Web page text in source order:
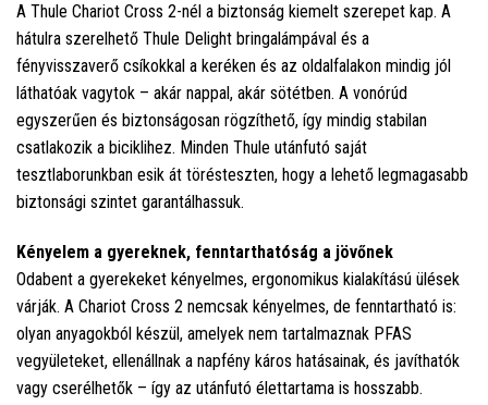
A Thule Chariot Cross 2-nél a biztonság kiemelt szerepet kap. A
hátulra szerelhető Thule Delight bringalámpával és a
fényvisszaverő csíkokkal a keréken és az oldalfalakon mindig jól
láthatóak vagytok – akár nappal, akár sötétben. A vonórúd
egyszerűen és biztonságosan rögzíthető, így mindig stabilan
csatlakozik a biciklihez. Minden Thule utánfutó saját
tesztlaborunkban esik át törésteszten, hogy a lehető legmagasabb
biztonsági szintet garantálhassuk.
Kényelem a gyereknek, fenntarthatóság a jövőnek
Odabent a gyerekeket kényelmes, ergonomikus kialakítású ülések
várják. A Chariot Cross 2 nemcsak kényelmes, de fenntartható is:
olyan anyagokból készül, amelyek nem tartalmaznak PFAS
vegyületeket, ellenállnak a napfény káros hatásainak, és javíthatók
vagy cserélhetők – így az utánfutó élettartama is hosszabb.